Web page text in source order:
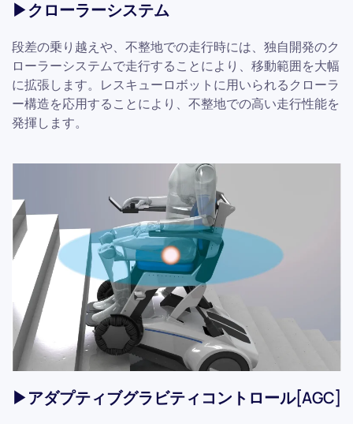
▶クローラーシステム
段差の乗り越えや、不整地での走行時には、独自開発のク
ローラーシステムで走行することにより、移動範囲を大幅
に拡張します。レスキューロボットに用いられるクローラ
ー構造を応用することにより、不整地での高い走行性能を
発揮します。
▶アダプティブグラビティコントロール[AGC]